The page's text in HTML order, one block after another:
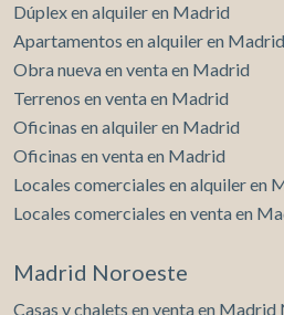
Dúplex en alquiler en Madrid
Apartamentos en alquiler en Madrid
Obra nueva en venta en Madrid
Terrenos en venta en Madrid
Oficinas en alquiler en Madrid
Oficinas en venta en Madrid
Locales comerciales en alquiler en
Locales comerciales en venta en
Madrid Noroeste
Casas y chalets en venta en